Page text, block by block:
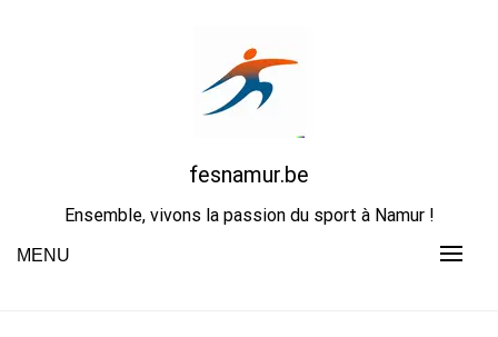
fesnamur.be
Ensemble, vivons la passion du sport à Namur !
MENU